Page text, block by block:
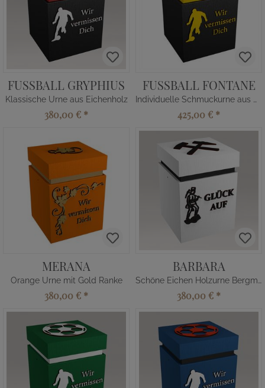
FUSSBALL GRYPHIUS
Klassische Urne aus Eichenholz
380,00 € *
FUSSBALL FONTANE
Individuelle Schmuckurne aus Holz
425,00 € *
MERANA
Orange Urne mit Gold Ranke
380,00 € *
BARBARA
Schöne Eichen Holzurne Bergmann
380,00 € *